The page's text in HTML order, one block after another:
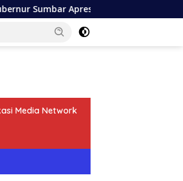
Apresiasi Askrida Laporan Progress
Media Network